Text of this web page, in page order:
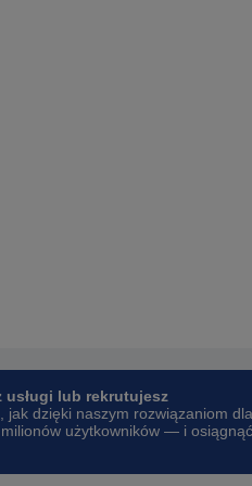
usługi lub rekrutujesz
jak dzięki naszym rozwiązaniom dla
użytkowników — i osiągnąć